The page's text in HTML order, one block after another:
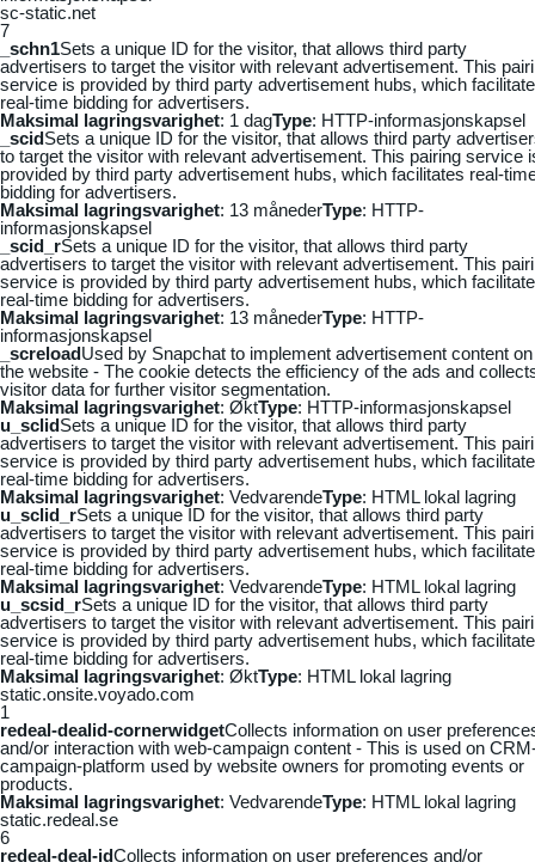
sc-static.net
7
_schn1Sets a unique ID for the visitor, that allows third party
advertisers to target the visitor with relevant advertisement. This
service is provided by third party advertisement hubs, which
real-time bidding for advertisers.
Maksimal lagringsvarighet: 1 dagType: HTTP-informasjonskapsel
_scidSets a unique ID for the visitor, that allows third party
to target the visitor with relevant advertisement. This pairing service
provided by third party advertisement hubs, which facilitates real-
bidding for advertisers.
Maksimal lagringsvarighet: 13 månederType: HTTP-
informasjonskapsel
_scid_rSets a unique ID for the visitor, that allows third party
advertisers to target the visitor with relevant advertisement. This
service is provided by third party advertisement hubs, which
real-time bidding for advertisers.
Maksimal lagringsvarighet: 13 månederType: HTTP-
informasjonskapsel
_screloadUsed by Snapchat to implement advertisement content on
the website - The cookie detects the efficiency of the ads and
visitor data for further visitor segmentation.
Maksimal lagringsvarighet: ØktType: HTTP-informasjonskapsel
u_sclidSets a unique ID for the visitor, that allows third party
advertisers to target the visitor with relevant advertisement. This
service is provided by third party advertisement hubs, which
real-time bidding for advertisers.
Maksimal lagringsvarighet: VedvarendeType: HTML lokal lagring
u_sclid_rSets a unique ID for the visitor, that allows third party
advertisers to target the visitor with relevant advertisement. This
service is provided by third party advertisement hubs, which
real-time bidding for advertisers.
Maksimal lagringsvarighet: VedvarendeType: HTML lokal lagring
u_scsid_rSets a unique ID for the visitor, that allows third party
advertisers to target the visitor with relevant advertisement. This
service is provided by third party advertisement hubs, which
real-time bidding for advertisers.
Maksimal lagringsvarighet: ØktType: HTML lokal lagring
static.onsite.voyado.com
1
redeal-dealid-cornerwidgetCollects information on user
and/or interaction with web-campaign content - This is used on
campaign-platform used by website owners for promoting events or
products.
Maksimal lagringsvarighet: VedvarendeType: HTML lokal lagring
static.redeal.se
6
redeal-deal-idCollects information on user preferences and/or